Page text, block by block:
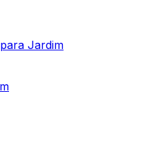
Jardim